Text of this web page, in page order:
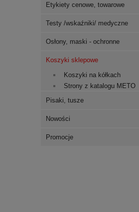
Etykiety cenowe, towarowe
Testy /wskaźniki/ medyczne
Osłony, maski - ochronne
Koszyki sklepowe
Koszyki na kółkach
Strony z katalogu METO
Pisaki, tusze
Nowości
Promocje